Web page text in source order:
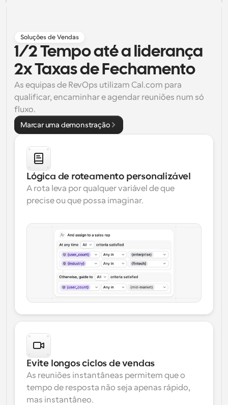
Soluções de Vendas
1/2 Tempo até a liderança
2x Taxas de Fechamento
As equipas de RevOps utilizam Cal.com para
qualificar, encaminhar e agendar reuniões num só
fluxo.
Marcar uma demonstração
Lógica de roteamento personalizável
A rota leva por qualquer variável de que
precise ou que possa imaginar.
Evite longos ciclos de vendas
As reuniões instantâneas permitem que o
tempo de resposta não seja apenas rápido,
mas instantâneo.